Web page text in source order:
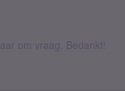
om vraag. Bedankt!